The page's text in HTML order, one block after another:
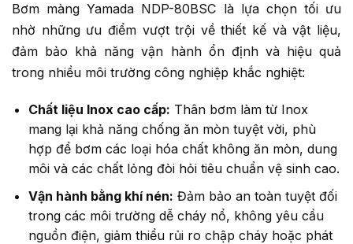
Bơm màng Yamada NDP-80BSC là lựa chọn tối ưu
nhờ những ưu điểm vượt trội về thiết kế và vật liệu,
đảm bảo khả năng vận hành ổn định và hiệu quả
trong nhiều môi trường công nghiệp khắc nghiệt:
Chất liệu Inox cao cấp: Thân bơm làm từ Inox
mang lại khả năng chống ăn mòn tuyệt vời, phù
hợp để bơm các loại hóa chất không ăn mòn, dung
môi và các chất lỏng đòi hỏi tiêu chuẩn vệ sinh cao.
Vận hành bằng khí nén: Đảm bảo an toàn tuyệt đối
trong các môi trường dễ cháy nổ, không yêu cầu
nguồn điện, giảm thiểu rủi ro chập cháy hoặc phát